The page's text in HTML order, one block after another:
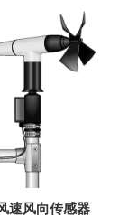
速风向传感器